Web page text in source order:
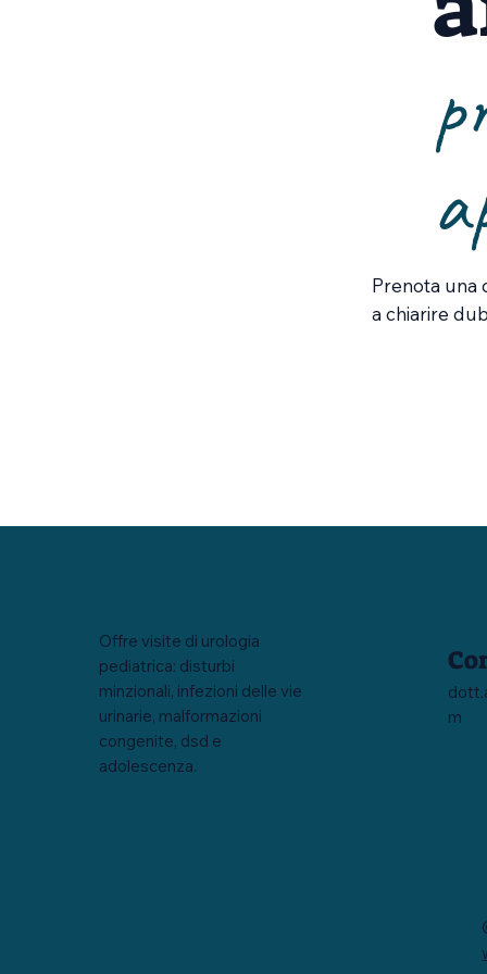
Prenota una
a chiarire
Offre visite di urologia
pediatrica: disturbi
minzionali, infezioni delle vie
urinarie, malformazioni
congenite, dsd e
adolescenza.
m